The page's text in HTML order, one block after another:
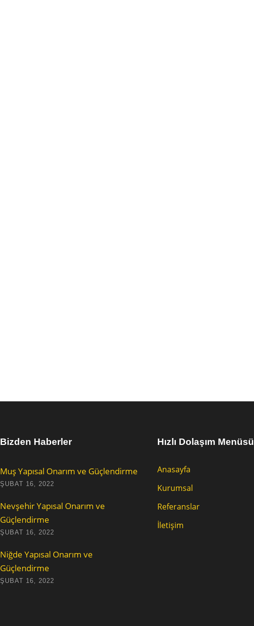
Bizden Haberler
Muş Yapısal Onarım ve Güçlendirme
ŞUBAT 16, 2022
Nevşehir Yapısal Onarım ve
Güçlendirme
ŞUBAT 16, 2022
Niğde Yapısal Onarım ve
Güçlendirme
ŞUBAT 16, 2022
Hızlı Dolaşım Menüsü
Anasayfa
Kurumsal
Referanslar
İletişim